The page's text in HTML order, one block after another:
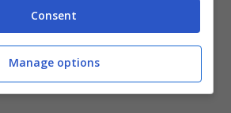
con calma e in maniera efficace –
Consent
Manage options